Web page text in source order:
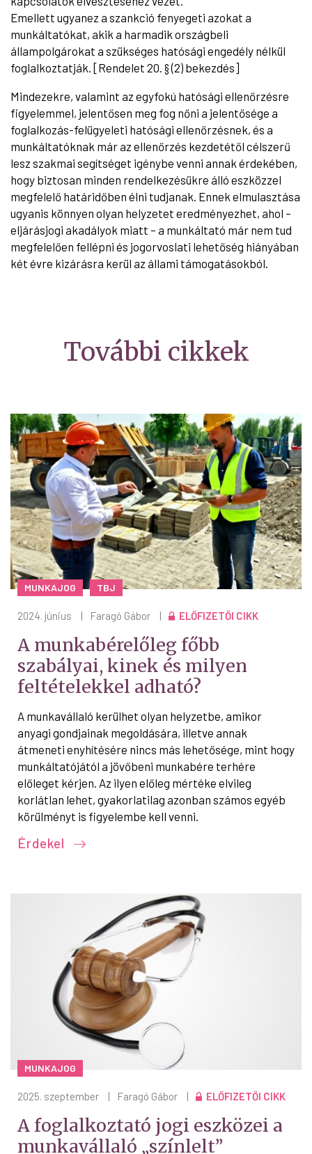
Emellett ugyanez a szankció fenyegeti azokat a
munkáltatókat, akik a harmadik országbeli
állampolgárokat a szükséges hatósági engedély nélkül
foglalkoztatják. [Rendelet 20. § (2) bekezdés]
Mindezekre, valamint az egyfokú hatósági ellenőrzésre
figyelemmel, jelentősen meg fog nőni a jelentősége a
foglalkozás-felügyeleti hatósági ellenőrzésnek, és a
munkáltatóknak már az ellenőrzés kezdetétől célszerű
lesz szakmai segítséget igénybe venni annak érdekében,
hogy biztosan minden rendelkezésükre álló eszközzel
megfelelő határidőben élni tudjanak. Ennek elmulasztása
ugyanis könnyen olyan helyzetet eredményezhet, ahol –
eljárásjogi akadályok miatt – a munkáltató már nem tud
megfelelően fellépni és jogorvoslati lehetőség hiányában
két évre kizárásra kerül az állami támogatásokból.
További cikkek
MUNKAJOG TBJ
2024. június Faragó Gábor ELŐFIZETŐI CIKK
A munkabérelőleg főbb
szabályai, kinek és milyen
feltételekkel adható?
A munkavállaló kerülhet olyan helyzetbe, amikor
anyagi gondjainak megoldására, illetve annak
átmeneti enyhítésére nincs más lehetősége, mint hogy
munkáltatójától a jövőbeni munkabére terhére
előleget kérjen. Az ilyen előleg mértéke elvileg
korlátlan lehet, gyakorlatilag azonban számos egyéb
körülményt is figyelembe kell venni.
Érdekel
MUNKAJOG
2025. szeptember | Faragó Gábor | ELŐFIZETŐI CIKK
A foglalkoztató jogi eszközei a
munkavállaló „színlelt”